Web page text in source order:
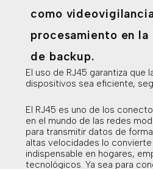
como
procesamiento en la
de backup.
El uso de RJ45 garantiza que
dispositivos sea eficiente,
El RJ45 es uno de los
en el mundo de las redes
para transmitir datos de
altas velocidades lo
indispensable en hogares,
tecnológicos. Ya sea para